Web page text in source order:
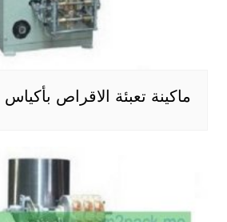
ماكينة تعبئة الاقراص بأكياس